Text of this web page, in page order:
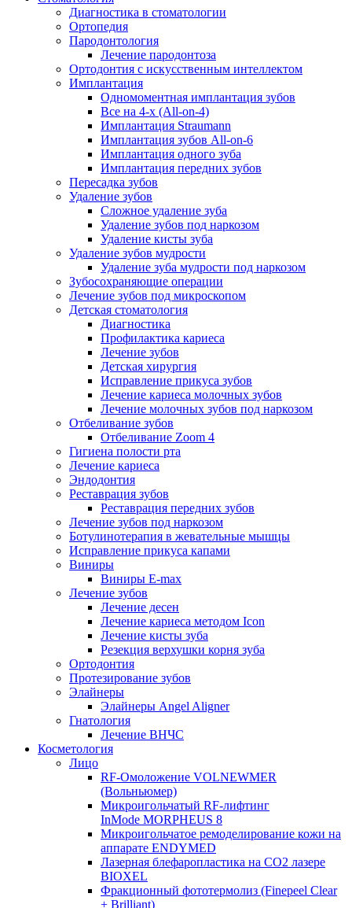
Диагностика в стоматологии
Ортопедия
Пародонтология
Лечение пародонтоза
Ортодонтия с искусственным интеллектом
Имплантация
Одномоментная имплантация зубов
Все на 4-х (All-on-4)
Имплантация Straumann
Имплантация зубов All-on-6
Имплантация одного зуба
Имплантация передних зубов
Пересадка зубов
Удаление зубов
Сложное удаление зуба
Удаление зубов под наркозом
Удаление кисты зуба
Удаление зубов мудрости
Удаление зуба мудрости под наркозом
Зубосохраняющие операции
Лечение зубов под микроскопом
Детская стоматология
Диагностика
Профилактика кариеса
Лечение зубов
Детская хирургия
Исправление прикуса зубов
Лечение кариеса молочных зубов
Лечение молочных зубов под наркозом
Отбеливание зубов
Отбеливание Zoom 4
Гигиена полости рта
Лечение кариеса
Эндодонтия
Реставрация зубов
Реставрация передних зубов
Лечение зубов под наркозом
Ботулинотерапия в жевательные мышцы
Исправление прикуса капами
Виниры
Виниры E-max
Лечение зубов
Лечение десен
Лечение кариеса методом Icon
Лечение кисты зуба
Резекция верхушки корня зуба
Ортодонтия
Протезирование зубов
Элайнеры
Элайнеры Angel Aligner
Гнатология
Лечение ВНЧС
Косметология
Лицо
RF-Омоложение VOLNEWMER
(Вольньюмер)
Микроигольчатый RF-лифтинг
InMode MORPHEUS 8
Микроигольчатое ремоделирование кожи на
аппарате ENDYMED
Лазерная блефаропластика на CO2 лазере
BIOXEL
Фракционный фототермолиз (Finepeel Clear
+ Brilliant)